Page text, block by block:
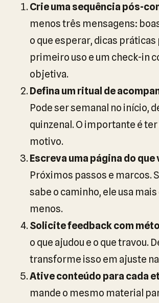
Crie uma sequência pós-
menos três mensagens:
o que esperar, dicas práticas
primeiro uso e um check-in
objetiva.
Defina um ritual de
Pode ser semanal no início,
quinzenal. O importante é ter
motivo.
Escreva uma página do que
Próximos passos e marcos.
sabe o caminho, ele usa
menos.
Solicite feedback com
o que ajudou e o que travou.
transforme isso em ajuste
Ative conteúdo para cada
mande o mesmo material